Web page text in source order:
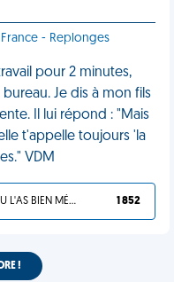
- Replonges
pour 2 minutes,
Je dis à mon fils
Il lui répond : "Mais
t'appelle toujours 'la
VDM
TU L'AS BIEN MÉRITÉ 1 852
!